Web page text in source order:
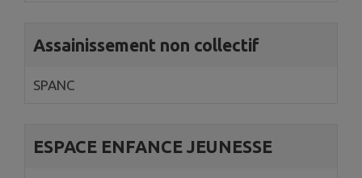
Assainissement non collectif
SPANC
ESPACE ENFANCE JEUNESSE